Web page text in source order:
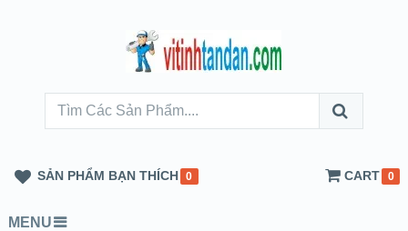
SẢN PHẨM BẠN THÍCH 0 CART 0
MENU